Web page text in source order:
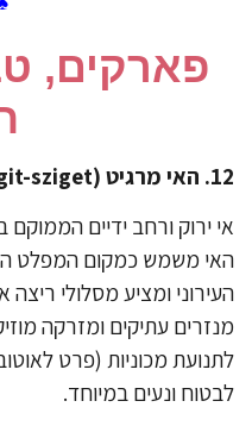
​פארקים,
ירוק ורחב ידיים הממוקם
משמש כמקום המפלט
ומציע מסלולי ריצה
עתיקים ומזרקה
מכוניות (פרט
ונעים במיוחד.